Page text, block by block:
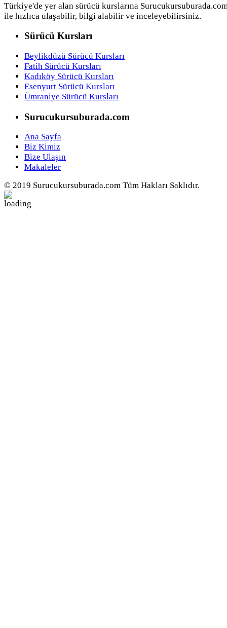
Türkiye'de yer alan sürücü kurslarına
ile hızlıca ulaşabilir, bilgi alabilir ve inceleyebilirsiniz.
Sürücü Kursları
Beylikdüzü Sürücü Kursları
Fatih Sürücü Kursları
Kadıköy Sürücü Kursları
Esenyurt Sürücü Kursları
Ümraniye Sürücü Kursları
Surucukursuburada.com
Ana Sayfa
Biz Kimiz
Bize Ulaşın
Makaleler
© 2019 Surucukursuburada.com Tüm Hakları Saklıdır.